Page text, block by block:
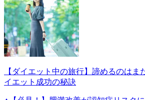
【ダイエット中の旅行】諦めるのはま
イエット成功の秘訣